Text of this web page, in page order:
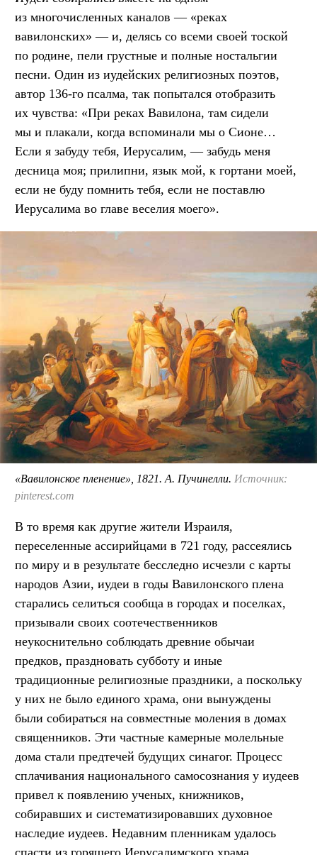
из многочисленных каналов — «реках
вавилонских» — и, делясь со всеми своей тоской
по родине, пели грустные и полные ностальгии
песни. Один из иудейских религиозных поэтов,
автор 136-го псалма, так попытался отобразить
их чувства: «При реках Вавилона, там сидели
мы и плакали, когда вспоминали мы о Сионе…
Если я забуду тебя, Иерусалим, — забудь меня
десница моя; прилипни, язык мой, к гортани моей,
если не буду помнить тебя, если не поставлю
Иерусалима во главе веселия моего».
«Вавилонское пленение», 1821. А. Пучинелли. Источник:
pinterest.com
В то время как другие жители Израиля,
переселенные ассирийцами в 721 году, рассеялись
по миру и в результате бесследно исчезли с карты
народов Азии, иудеи в годы Вавилонского плена
старались селиться сообща в городах и поселках,
призывали своих соотечественников
неукоснительно соблюдать древние обычаи
предков, праздновать субботу и иные
традиционные религиозные праздники, а поскольку
у них не было единого храма, они вынуждены
были собираться на совместные моления в домах
священников. Эти частные камерные молельные
дома стали предтечей будущих синагог. Процесс
сплачивания национального самосознания у иудеев
привел к появлению ученых, книжников,
собиравших и систематизировавших духовное
наследие иудеев. Недавним пленникам удалось
спасти из горящего Иерусалимского храма